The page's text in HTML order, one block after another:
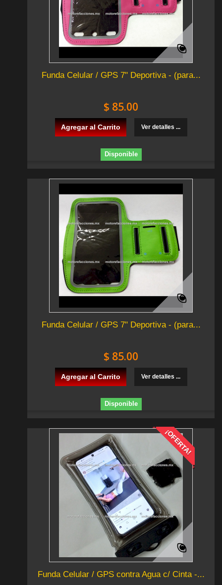
Funda Celular / GPS 7" Deportiva - (para...
$ 85.00
Agregar al Carrito Ver detalles ...
Disponible
Funda Celular / GPS 7" Deportiva - (para...
$ 85.00
Agregar al Carrito Ver detalles ...
Disponible
¡OFERTA!
Funda Celular / GPS contra Agua c/ Cinta -...